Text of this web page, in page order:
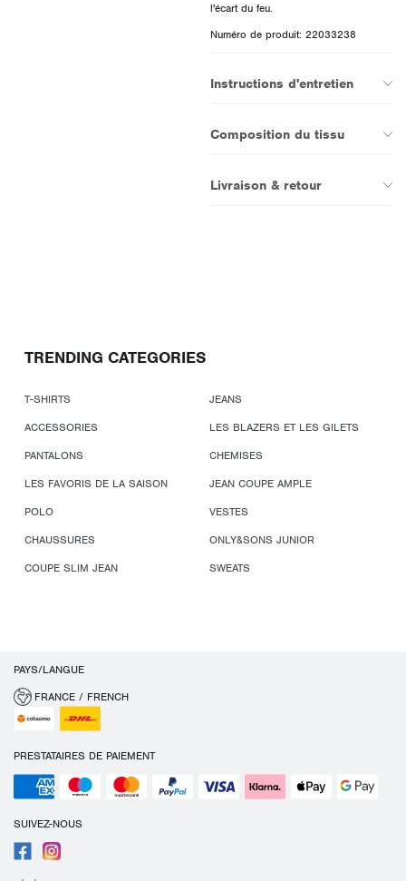
Numéro de produit: 22033238
Instructions d'entretien
Composition du tissu
Livraison & retour
TRENDING CATEGORIES
T-SHIRTS
JEANS
ACCESSORIES
LES BLAZERS ET LES GILETS
PANTALONS
CHEMISES
LES FAVORIS DE LA SAISON
JEAN COUPE AMPLE
POLO
VESTES
CHAUSSURES
ONLY&SONS JUNIOR
COUPE SLIM JEAN
SWEATS
PAYS/LANGUE
FRANCE / FRENCH
PRESTATAIRES DE PAIEMENT
SUIVEZ-NOUS